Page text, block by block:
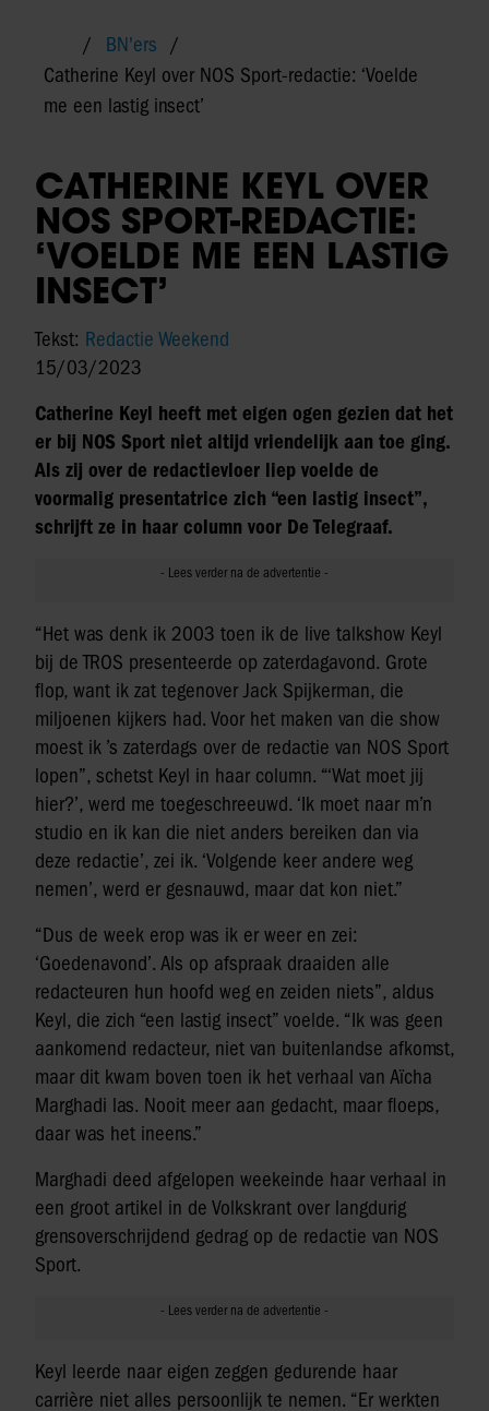
BN'ers
Catherine Keyl over NOS Sport-redactie: ‘Voelde
me een lastig insect’
CATHERINE KEYL OVER
NOS SPORT-REDACTIE:
‘VOELDE ME EEN LASTIG
INSECT’
Tekst: Redactie Weekend
15/03/2023
Catherine Keyl heeft met eigen ogen gezien dat het
er bij NOS Sport niet altijd vriendelijk aan toe ging.
Als zij over de redactievloer liep voelde de
voormalig presentatrice zich “een lastig insect”,
schrijft ze in haar column voor De Telegraaf.
“Het was denk ik 2003 toen ik de live talkshow Keyl
bij de TROS presenteerde op zaterdagavond. Grote
flop, want ik zat tegenover Jack Spijkerman, die
miljoenen kijkers had. Voor het maken van die show
moest ik ’s zaterdags over de redactie van NOS Sport
lopen”, schetst Keyl in haar column. “‘Wat moet jij
hier?’, werd me toegeschreeuwd. ‘Ik moet naar m’n
studio en ik kan die niet anders bereiken dan via
deze redactie’, zei ik. ‘Volgende keer andere weg
nemen’, werd er gesnauwd, maar dat kon niet.”
“Dus de week erop was ik er weer en zei:
‘Goedenavond’. Als op afspraak draaiden alle
redacteuren hun hoofd weg en zeiden niets”, aldus
Keyl, die zich “een lastig insect” voelde. “Ik was geen
aankomend redacteur, niet van buitenlandse afkomst,
maar dit kwam boven toen ik het verhaal van Aïcha
Marghadi las. Nooit meer aan gedacht, maar floeps,
daar was het ineens.”
Marghadi deed afgelopen weekeinde haar verhaal in
een groot artikel in de Volkskrant over langdurig
grensoverschrijdend gedrag op de redactie van NOS
Sport.
Keyl leerde naar eigen zeggen gedurende haar
carrière niet alles persoonlijk te nemen. “Er werkten